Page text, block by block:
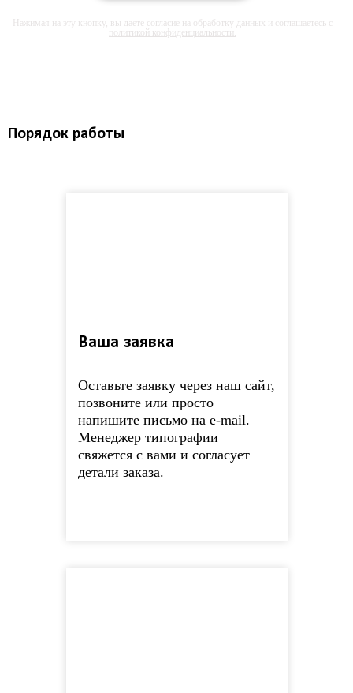
Нажимая на эту кнопку, вы даете согласие на обработку данных и соглашаетесь с
политикой конфиденциальности.
Порядок работы
Ваша заявка
Оставьте заявку через наш сайт,
позвоните или просто
напишите письмо на e-mail.
Менеджер типографии
свяжется с вами и согласует
детали заказа.